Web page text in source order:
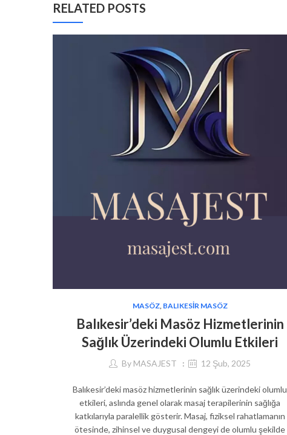
RELATED POSTS
MASÖZ, BALIKESIR MASÖZ
Balıkesir’deki Masöz Hizmetlerinin
Sağlık Üzerindeki Olumlu Etkileri
By MASAJEST 12 Şub, 2025
Balıkesir’deki masöz hizmetlerinin sağlık üzerindeki olumlu
etkileri, aslında genel olarak masaj terapilerinin sağlığa
katkılarıyla paralellik gösterir. Masaj, fiziksel rahatlamanın
ötesinde, zihinsel ve duygusal dengeyi de olumlu şekilde